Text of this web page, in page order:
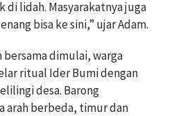
di lidah. Masyarakatnya juga
bisa ke sini,” ujar Adam.
dimulai, warga
ritual Ider Bumi dengan
desa. Barong
arah berbeda, timur dan